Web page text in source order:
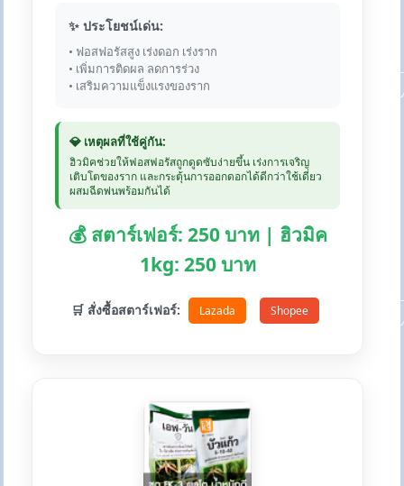
✨ ประโยชน์เด่น:
• ฟอสฟอรัสสูง เร่งดอก เร่งราก
• เพิ่มการติดผล ลดการร่วง
• เสริมความแข็งแรงของราก
💎 เหตุผลที่ใช้คู่กัน:
ฮิวมิคช่วยให้ฟอสฟอรัสถูกดูดซับง่ายขึ้น เร่งการเจริญ
เติบโตของราก และกระตุ้นการออกดอกได้ดีกว่าใช้เดี่ยว
ผสมฉีดพ่นพร้อมกันได้
💰 สตาร์เฟอร์: 250 บาท | ฮิวมิค
1kg: 250 บาท
🛒 สั่งซื้อสตาร์เฟอร์: Lazada Shopee